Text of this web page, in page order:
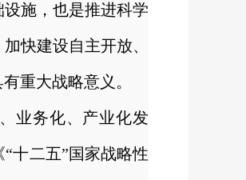
施，也是推进科学
快建设自主开放、
重大战略意义。
业务化、产业化发
十二五”国家战略性